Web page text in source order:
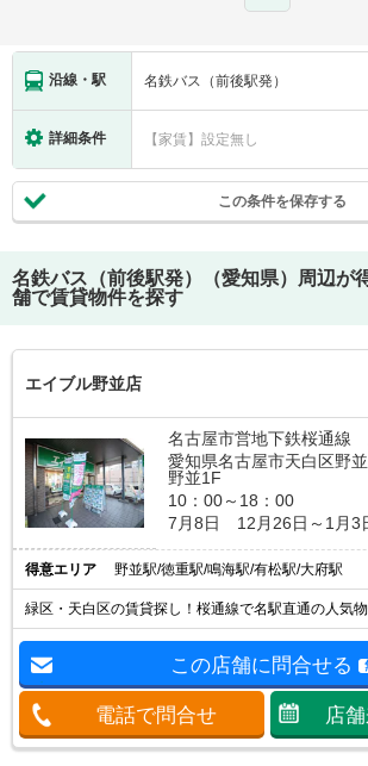
沿線・駅 名鉄バス（前後駅発）
詳細条件 【家賃】設定無し
この条件を保存する
名鉄バス（前後駅発）（愛知県）
周辺が
舗で賃貸物件を探す
エイブル野並店
名古屋市営地下鉄桜通線
愛知県名古屋市天白区野
野並1F
10：00～18：00
7月8日 12月26日～1月3
得意エリア 野並駅/徳重駅/鳴海駅/有松駅/大府駅
緑区・天白区の賃貸探し！桜通線で名駅直通の人気
この店舗に問合せる
電話で問合せ 店